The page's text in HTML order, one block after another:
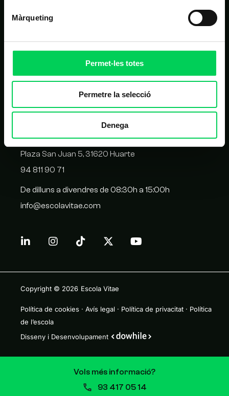
Màrqueting
Permet-les totes
Permetre la selecció
Denega
Campus virtual
Homologació de proveïdors
Plaza San Juan 5, 31620 Huarte
94 811 90 71
De dilluns a divendres de 08:30h a 15:00h
info@escolavitae.com
Copyright © 2026 Escola Vitae
Política de cookies · Avís legal · Política de privacitat · Política
de l’escola
Disseny i Desenvolupament
Vols més informació?
93 417 05 14